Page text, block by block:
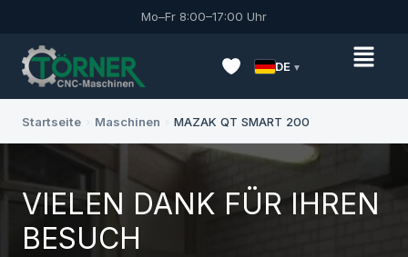
Mo–Fr 8:00–17:00 Uhr
DE
Startseite Maschinen MAZAK QT SMART 200
VIELEN DANK FÜR IHREN
BESUCH